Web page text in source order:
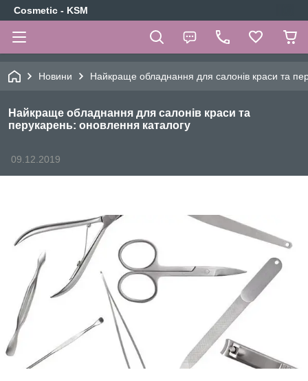
Cosmetic - KSM
Новини Найкраще обладнання для салонів краси та
Найкраще обладнання для салонів краси та
перукарень: оновлення каталогу
09.12.2019